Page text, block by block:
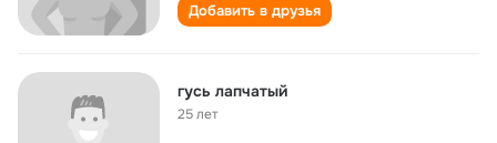
Добавить в друзья
гусь лапчатый
25 лет